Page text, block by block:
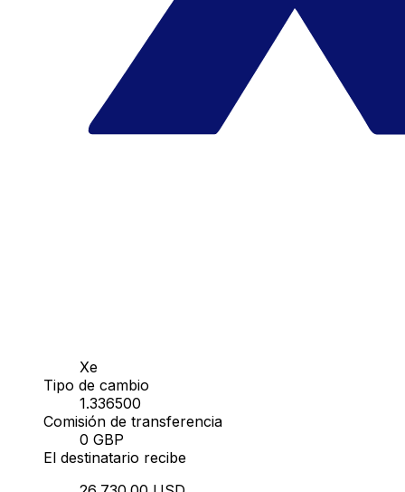
Xe
Tipo de cambio
1.336500
Comisión de transferencia
0 GBP
El destinatario recibe